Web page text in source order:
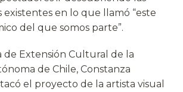
en lo que llamó “este
del que somos parte”.
de Extensión Cultural de la
de Chile, Constanza
el proyecto de la artista visual